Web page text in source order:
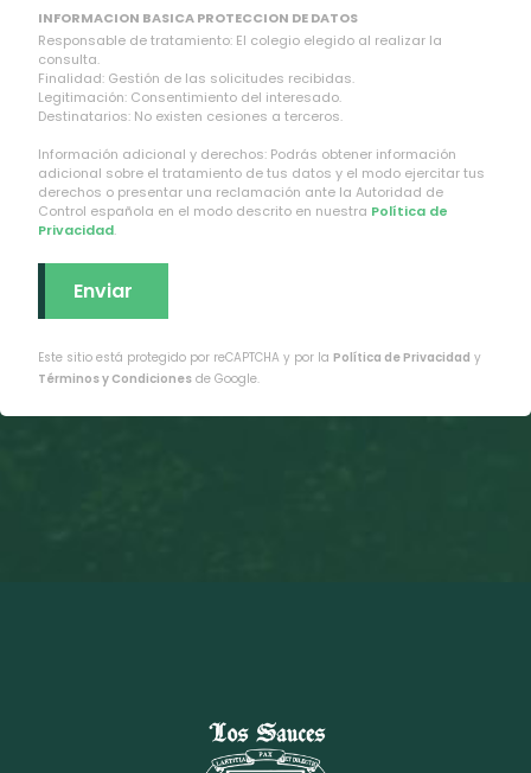
INFORMACION BASICA PROTECCION DE DATOS
Responsable de tratamiento: El colegio elegido al realizar la
consulta.
Finalidad: Gestión de las solicitudes recibidas.
Legitimación: Consentimiento del interesado.
Destinatarios: No existen cesiones a terceros.
Información adicional y derechos: Podrás obtener información
adicional sobre el tratamiento de tus datos y el modo ejercitar tus
derechos o presentar una reclamación ante la Autoridad de
Control española en el modo descrito en nuestra Política de
Privacidad.
Este sitio está protegido por reCAPTCHA y por la Política de Privacidad y
Términos y Condiciones de Google.